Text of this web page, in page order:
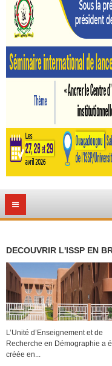
DECOUVRIR L'ISSP EN
L’Unité d’Enseignement et de
Recherche en Démographie a
créée en...